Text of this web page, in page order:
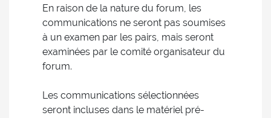
En raison de la nature du forum, les
communications ne seront pas soumises
à un examen par les pairs, mais seront
examinées par le comité organisateur du
forum.
Les communications sélectionnées
seront incluses dans le matériel pré-